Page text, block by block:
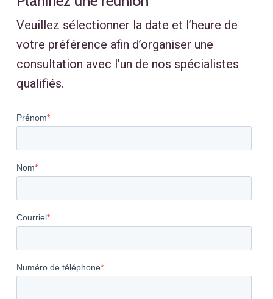
Veuillez sélectionner la date et l’heure de
votre préférence afin d’organiser une
consultation avec l’un de nos spécialistes
qualifiés.